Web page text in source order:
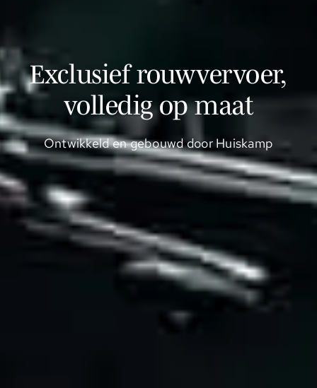
Exclusief rouwvervoer,
volledig op maat
Ontwikkeld en gebouwd door Huiskamp